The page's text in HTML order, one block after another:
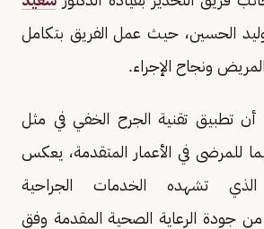
وليد الحسين، حيث عمل الفريق بتكامل
ونجاح الإجراء.
أن تطبيق تقنية الجرح الخفي في مثل
للمرضى في الأعمار المتقدمة، يعكس
تشهده الخدمات الجراحية
جودة الرعاية الصحية المقدمة وفق